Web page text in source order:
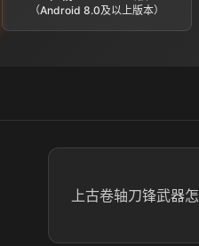
（Android 8.0及以上版本）
上古卷轴刀锋武器